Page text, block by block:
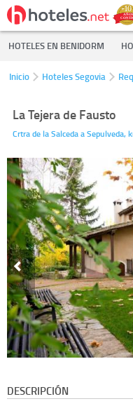
HOTELES EN BENIDORM
Inicio Hoteles Segovia
La Tejera de Fausto
Crtra de la Salceda a Sepulveda,
DESCRIPCIÓN